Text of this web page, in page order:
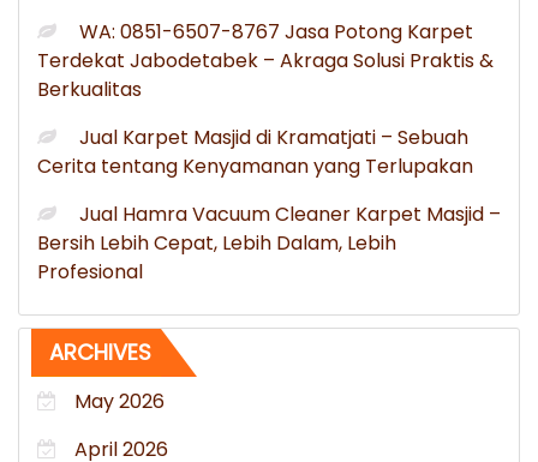
WA: 0851-6507-8767 Jasa Potong Karpet
Terdekat Jabodetabek – Akraga Solusi Praktis &
Berkualitas
Jual Karpet Masjid di Kramatjati – Sebuah
Cerita tentang Kenyamanan yang Terlupakan
Jual Hamra Vacuum Cleaner Karpet Masjid –
Bersih Lebih Cepat, Lebih Dalam, Lebih
Profesional
ARCHIVES
May 2026
April 2026